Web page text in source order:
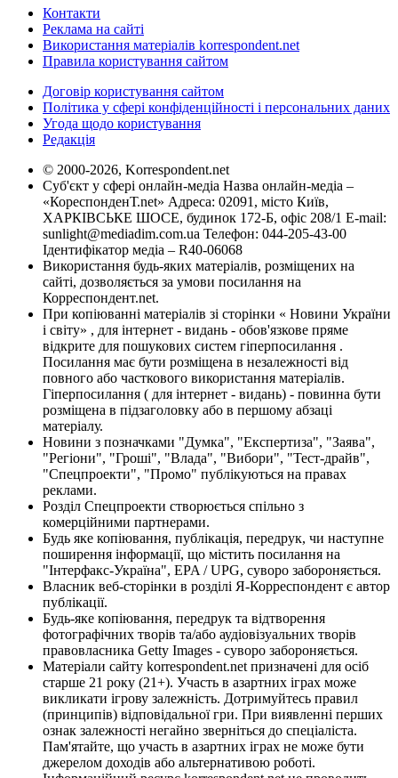
Контакти
Реклама на сайті
Використання матеріалів korrespondent.net
Правила користування сайтом
Договір користування сайтом
Політика у сфері конфіденційності і персональних даних
Угода щодо користування
Редакція
© 2000-2026, Korrespondent.net
Суб'єкт у сфері онлайн-медіа Назва онлайн-медіа –
«КореспонденТ.net» Адреса: 02091, місто Київ,
ХАРКІВСЬКЕ ШОСЕ, будинок 172-Б, офіс 208/1 E-mail:
sunlight@mediadim.com.ua Телефон: 044-205-43-00
Ідентифікатор медіа – R40-06068
Використання будь-яких матеріалів, розміщених на
сайті, дозволяється за умови посилання на
Корреспондент.net.
При копіюванні матеріалів зі сторінки « Новини України
і світу» , для інтернет - видань - обов'язкове пряме
відкрите для пошукових систем гіперпосилання .
Посилання має бути розміщена в незалежності від
повного або часткового використання матеріалів.
Гіперпосилання ( для інтернет - видань) - повинна бути
розміщена в підзаголовку або в першому абзаці
матеріалу.
Новини з позначками "Думка", "Експертиза", "Заява",
"Регіони", "Гроші", "Влада", "Вибори", "Тест-драйв",
"Спецпроекти", "Промо" публікуються на правах
реклами.
Розділ Спецпроекти створюється спільно з
комерційними партнерами.
Будь яке копіювання, публікація, передрук, чи наступне
поширення інформації, що містить посилання на
"Інтерфакс-Україна", EPA / UPG, суворо забороняється.
Власник веб-сторінки в розділі Я-Корреспондент є автор
публікації.
Будь-яке копіювання, передрук та відтворення
фотографічних творів та/або аудіовізуальних творів
правовласника Getty Images - суворо забороняється.
Матеріали сайту korrespondent.net призначені для осіб
старше 21 року (21+). Участь в азартних іграх може
викликати ігрову залежність. Дотримуйтесь правил
(принципів) відповідальної гри. При виявленні перших
ознак залежності негайно зверніться до спеціаліста.
Пам'ятайте, що участь в азартних іграх не може бути
джерелом доходів або альтернативою роботі.